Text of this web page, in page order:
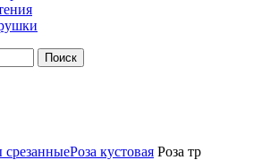
Поиск
Роза кустовая Роза тр